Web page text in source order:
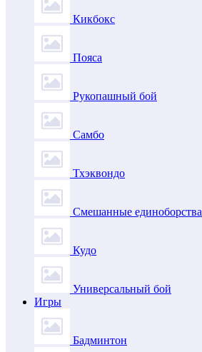
Кикбокс
Пояса
Рукопашный бой
Самбо
Тхэквондо
Смешанные единоборства
Кудо
Универсальный бой
Игры
Бадминтон